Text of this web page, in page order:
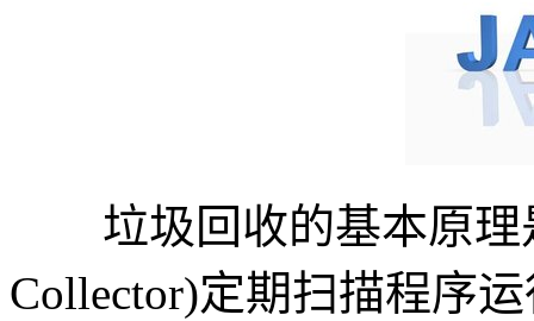
垃圾回收的基本原理
Collector)定期扫描程序